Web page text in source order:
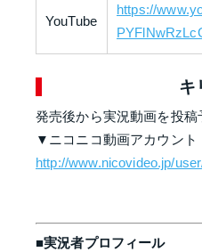
YouTube
https://
キ
発売後から実況動画を投稿
▼ニコニコ動画アカウント
http://www.nicovideo.jp/
■実況者プロフィール